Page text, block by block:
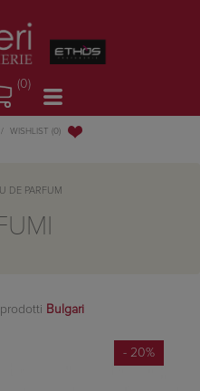
(0)
WISHLIST (0)
DE PARFUM
Bulgari
- 20%